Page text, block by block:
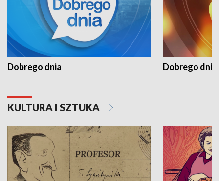
Dobrego dnia Dobrego dnia
KULTURA I SZTUKA